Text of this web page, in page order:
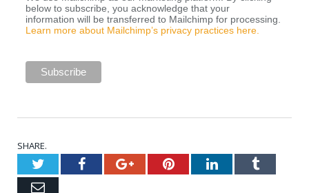
below to subscribe, you acknowledge that your
information will be transferred to Mailchimp for processing.
Learn more about Mailchimp’s privacy practices here.
SHARE.
TwitterFacebookGoogle+PinterestLinkedInTumblr
Email